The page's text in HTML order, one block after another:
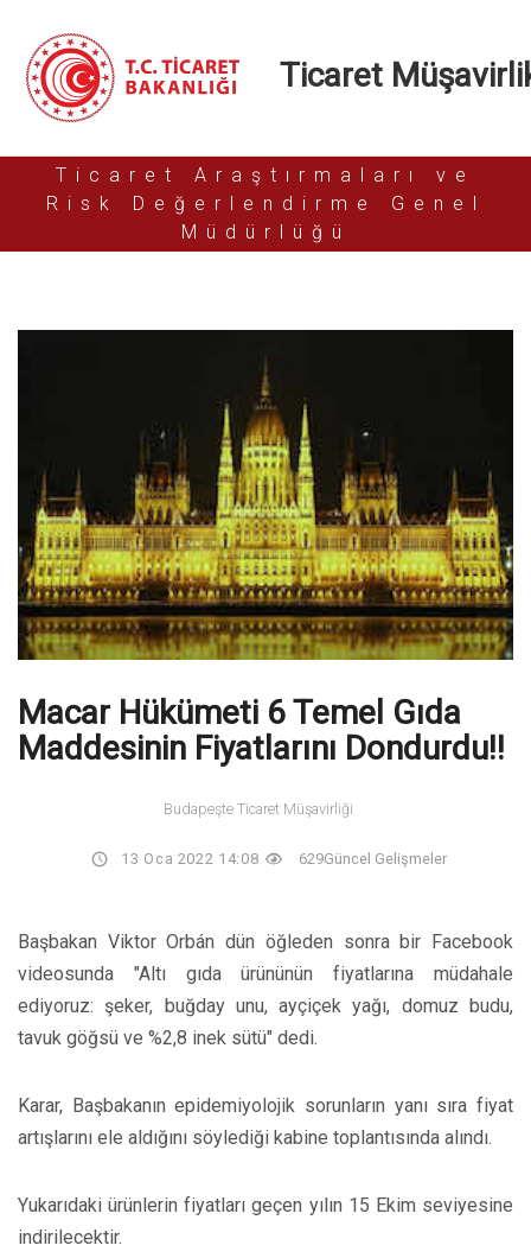
Ticaret
Ticaret Araştırmaları ve
Risk Değerlendirme Genel
Müdürlüğü
Macar Hükümeti 6 Temel Gıda
Maddesinin Fiyatlarını Dondurdu!!
Budapeşte Ticaret Müşavirliği
13 Oca 2022 14:08 629Güncel Gelişmeler
Başbakan Viktor Orbán dün öğleden sonra bir Facebook
videosunda "Altı gıda ürününün fiyatlarına müdahale
ediyoruz: şeker, buğday unu, ayçiçek yağı, domuz budu,
tavuk göğsü ve %2,8 inek sütü" dedi.
Karar, Başbakanın epidemiyolojik sorunların yanı sıra fiyat
artışlarını ele aldığını söylediği kabine toplantısında alındı.
Yukarıdaki ürünlerin fiyatları geçen yılın 15 Ekim seviyesine
indirilecektir.